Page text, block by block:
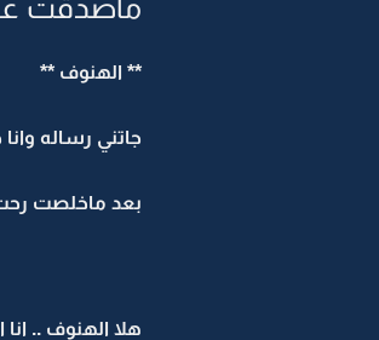
ماصدقت
** الهنوف **
جاتني رساله
بعد ماخلصت
هلا الهنوف ..